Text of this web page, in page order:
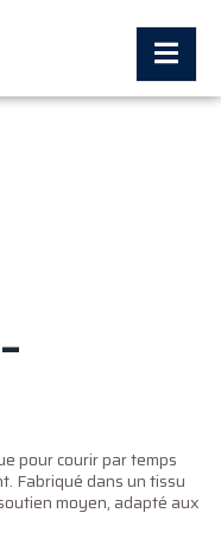
pour courir par temps
Fabriqué dans un tissu
moyen, adapté aux